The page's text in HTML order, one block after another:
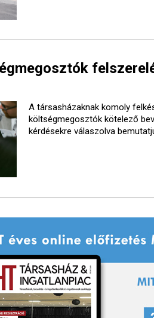
A társasházaknak komoly
költségmegosztók kötelező
kérdésekre válaszolva